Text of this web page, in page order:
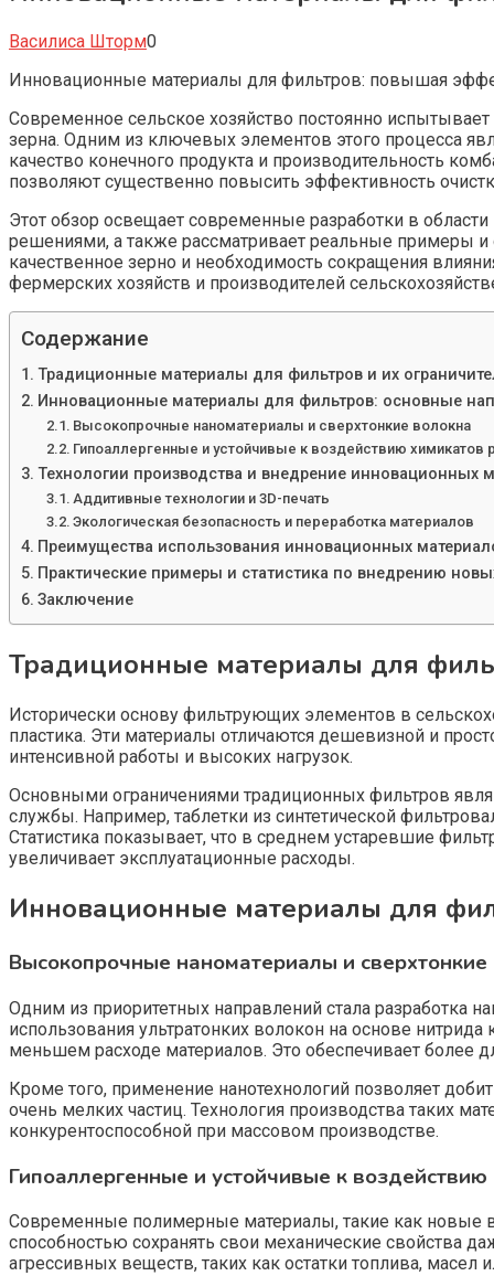
Василиса Шторм0
Инновационные материалы для фильтров: повышая
Современное сельское хозяйство постоянно
зерна. Одним из ключевых элементов этого процесса
качество конечного продукта и производительность
позволяют существенно повысить эффективность
Этот обзор освещает современные разработки в
решениями, а также рассматривает реальные примеры и
качественное зерно и необходимость сокращения
фермерских хозяйств и производителей
Содержание
Традиционные материалы для фильтров и их
Инновационные материалы для фильтров: основные
Высокопрочные наноматериалы и сверхтонкие волокна
Гипоаллергенные и устойчивые к воздействию химикатов
Технологии производства и внедрение инновационных
Аддитивные технологии и 3D-печать
Экологическая безопасность и переработка материалов
Преимущества использования инновационных
Практические примеры и статистика по внедрению
Заключение
Традиционные материалы для
Исторически основу фильтрующих элементов в
пластика. Эти материалы отличаются дешевизной и
интенсивной работы и высоких нагрузок.
Основными ограничениями традиционных фильтров
службы. Например, таблетки из синтетической
Статистика показывает, что в среднем устаревшие
увеличивает эксплуатационные расходы.
Инновационные материалы для
Высокопрочные наноматериалы и сверхтонкие
Одним из приоритетных направлений стала
использования ультратонких волокон на основе
меньшем расходе материалов. Это обеспечивает более
Кроме того, применение нанотехнологий позволяет
очень мелких частиц. Технология производства таких
конкурентоспособной при массовом производстве.
Гипоаллергенные и устойчивые к
Современные полимерные материалы, такие как новые
способностью сохранять свои механические свойства
агрессивных веществ, таких как остатки топлива, масел